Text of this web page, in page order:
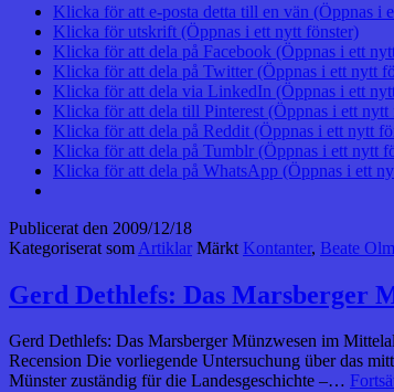
Klicka för att e-posta detta till en vän (Öppnas i
Klicka för utskrift (Öppnas i ett nytt fönster)
Klicka för att dela på Facebook (Öppnas i ett
Klicka för att dela på Twitter (Öppnas i ett nytt
Klicka för att dela via LinkedIn (Öppnas i ett
Klicka för att dela till Pinterest (Öppnas i ett nytt
Klicka för att dela på Reddit (Öppnas i ett nytt
Klicka för att dela på Tumblr (Öppnas i ett nytt
Klicka för att dela på WhatsApp (Öppnas i ett
Publicerat den 2009/12/18
Kategoriserat som Artiklar Märkt Kontanter, Beate
Gerd Dethlefs: Das Marsberger
Gerd Dethlefs: Das Marsberger Münzwesen im
Recension Die vorliegende Untersuchung über das
Münster zuständig für die Landesgeschichte –…